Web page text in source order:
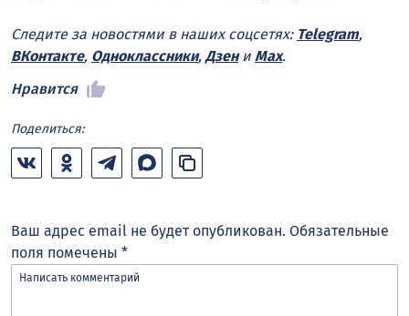
Следите за новостями в наших соцсетях: Telegram,
ВКонтакте, Одноклассники, Дзени Max.
Нравится
Поделиться:
Ваш адрес email не будет опубликован. Обязательные
поля помечены *